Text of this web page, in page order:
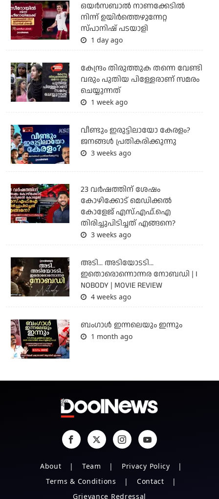
ഒയര്‍സബാൽ നാണക്കേടിൽ
നിന്ന് ഉയിർത്തെഴുന്നേറ്റ
സ്പാനിഷ് പടയാളി
1 day ago
കേന്ദ്രം തിരുത്തുക തന്നെ വേണ്ടി
വരും പുതിയ പിള്ളേരാണ് സമരം
ചെയ്യുന്നത്
1 week ago
വീണ്ടും ഇരുട്ടിലായോ കേരളം?
ജനങ്ങൾ പ്രതികരിക്കുന്നു
3 weeks ago
23 വർഷത്തിന് ശേഷം
കോഴിക്കോട് മെഡിക്കൽ
കോളേജ് എസ്.എഫ്.ഐ
തിരിച്ചുപിടിച്ചത് എങ്ങനെ?
3 weeks ago
അടി... അടിയോടടി...
ഇതൊരൊന്നൊന്നര നോബഡി | I
NOBODY | MOVIE REVIEW
4 weeks ago
ബംഗാള്‍ ഇന്നലെയും ഇന്നും
1 month ago
About Team
Privacy Policy
Terms & Conditions
Contact
Grievance Redressal